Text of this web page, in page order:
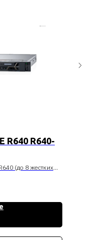
R640 R640-
(до 8 жестких